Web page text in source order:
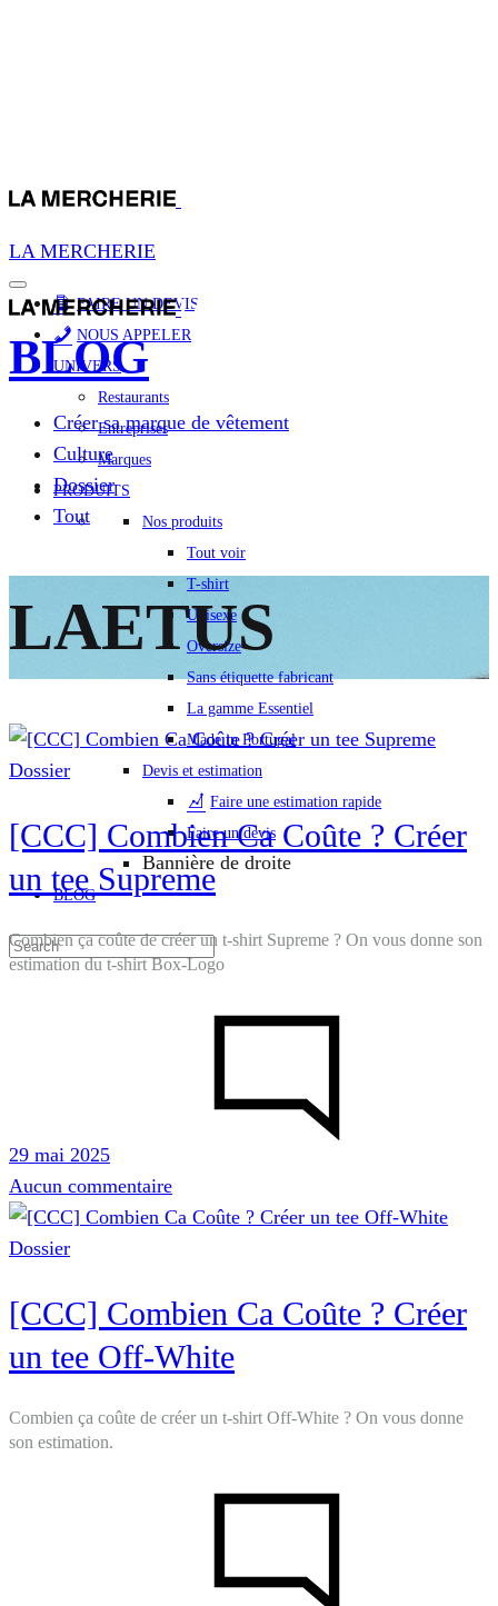
LA MERCHERIE
FAIRE UN DEVIS
NOUS APPELER
UNIVERS
Restaurants
Entreprises
Marques
PRODUITS
Nos produits
Tout voir
T-shirt
Unisexe
Oversize
Sans étiquette fabricant
La gamme Essentiel
Made in Portugal
Devis et estimation
Faire une estimation rapide
Faire un devis
Bannière de droite
BLOG
Search
Menu
BLOG
Créer sa marque de vêtement
Culture
Dossier
Tout
LAETUS
Dossier
[CCC] Combien Ca Coûte ? Créer
un tee Supreme
Combien ça coûte de créer un t-shirt Supreme ? On vous donne son
estimation du t-shirt Box-Logo
29 mai 2025
Aucun commentairesur
[CCC]
Coûte
?
Créer
Dossier
[CCC] Combien Ca Coûte ? Créer
un tee Off-White
Combien ça coûte de créer un t-shirt Off-White ? On vous donne
son estimation.